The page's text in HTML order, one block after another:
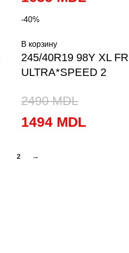
-40%
В корзину
245/40R19 98Y XL FR
ULTRA*SPEED 2
2490MDL
1494 MDL
2 →